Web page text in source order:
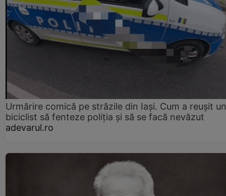
Urmărire comică pe străzile din Iași. Cum a reușit un
biciclist să fenteze poliția și să se facă nevăzut
adevarul.ro